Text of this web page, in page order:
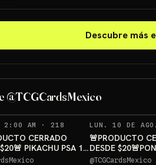
Descubre más
@TCGCardsMexico
Sorteo: PIKACHU PSA 10 GRATIS →
2:00 AM · 218 RECORDATORIOS
CERRADO
PIKACHU PSA 10
LUN. 10 DE
🚨PRODUCTO
DESDE
PIKACHU PSA 10
@TCGCardsMexico